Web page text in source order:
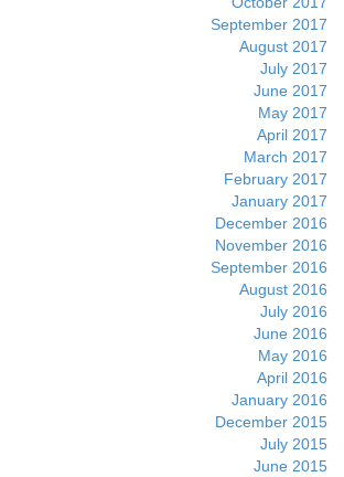
September 2017
August 2017
July 2017
June 2017
May 2017
April 2017
March 2017
February 2017
January 2017
December 2016
November 2016
September 2016
August 2016
July 2016
June 2016
May 2016
April 2016
January 2016
December 2015
July 2015
June 2015